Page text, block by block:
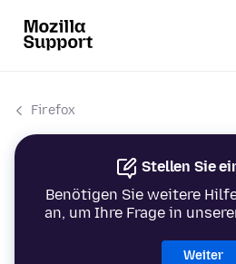
Firefox
Stellen Sie
Benötigen Sie weitere
an, um Ihre Frage in
Weiter